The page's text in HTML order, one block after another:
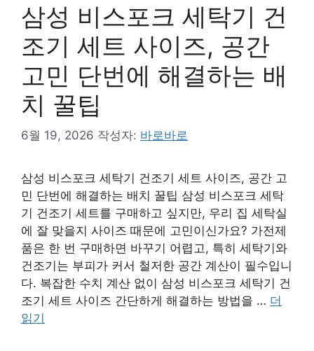
삼성 비스포크 세탁기 건
조기 세트 사이즈, 공간
고민 단번에 해결하는 배
치 꿀팁
6월 19, 2026 작성자: 바로바로
삼성 비스포크 세탁기 건조기 세트 사이즈, 공간 고
민 단번에 해결하는 배치 꿀팁 삼성 비스포크 세탁
기 건조기 세트를 구매하고 싶지만, 우리 집 세탁실
에 잘 맞을지 사이즈 때문에 고민이신가요? 가전제
품은 한 번 구매하면 바꾸기 어렵고, 특히 세탁기와
건조기는 부피가 커서 철저한 공간 계산이 필수입니
다. 복잡한 수치 계산 없이 삼성 비스포크 세탁기 건
조기 세트 사이즈 간단하게 해결하는 방법을 … 더
읽기